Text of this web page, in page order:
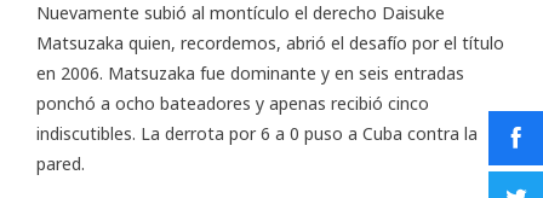
Nuevamente subió al montículo el derecho Daisuke
Matsuzaka quien, recordemos, abrió el desafío por el título
en 2006. Matsuzaka fue dominante y en seis entradas
ponchó a ocho bateadores y apenas recibió cinco
indiscutibles. La derrota por 6 a 0 puso a Cuba contra la
pared.